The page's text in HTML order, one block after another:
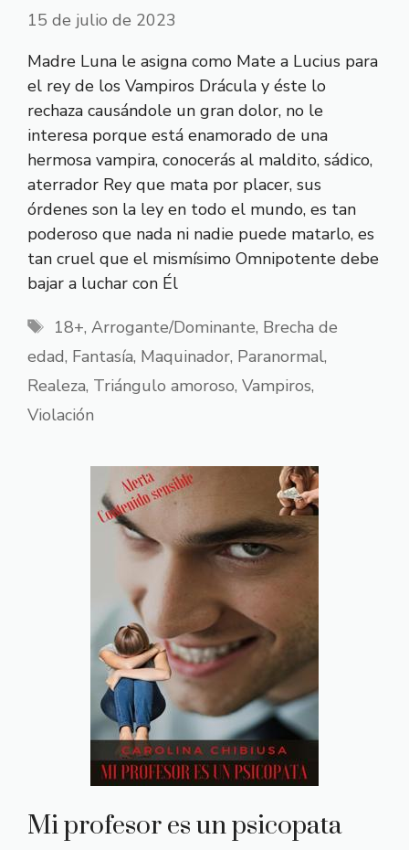
15 de julio de 2023
Madre Luna le asigna como Mate a Lucius para
el rey de los Vampiros Drácula y éste lo
rechaza causándole un gran dolor, no le
interesa porque está enamorado de una
hermosa vampira, conocerás al maldito, sádico,
aterrador Rey que mata por placer, sus
órdenes son la ley en todo el mundo, es tan
poderoso que nada ni nadie puede matarlo, es
tan cruel que el mismísimo Omnipotente debe
bajar a luchar con Él
Etiquetas
18+, Arrogante/Dominante, Brecha de
edad, Fantasía, Maquinador, Paranormal,
Realeza, Triángulo amoroso, Vampiros,
Violación
Mi profesor es un psicopata